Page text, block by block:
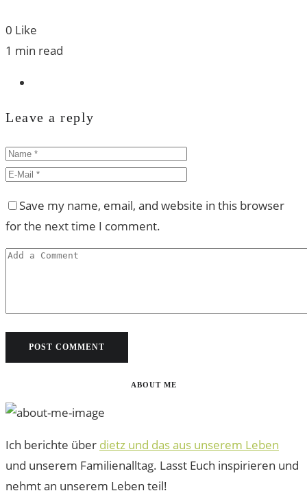
0 Like
1 min read
Leave a reply
Save my name, email, and website in this browser
for the next time I comment.
ABOUT ME
Ich berichte über dietz und das aus unserem Leben
und unserem Familienalltag. Lasst Euch inspirieren und
nehmt an unserem Leben teil!